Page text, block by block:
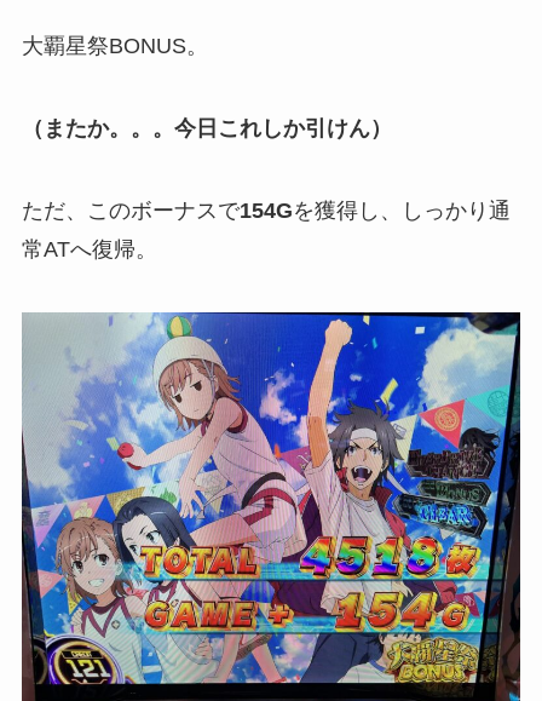
大覇星祭BONUS。
（またか。。。今日これしか引けん）
ただ、このボーナスで154Gを獲得し、しっかり通
常ATへ復帰。